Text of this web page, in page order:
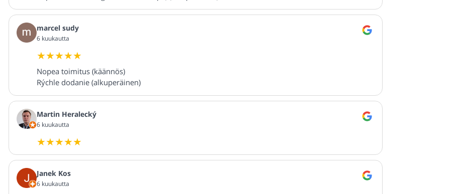
marcel sudy
6 kuukautta
Nopea toimitus (käännös)
Rýchle dodanie (alkuperäinen)
Martin Heralecký
6 kuukautta
Janek Kos
6 kuukautta